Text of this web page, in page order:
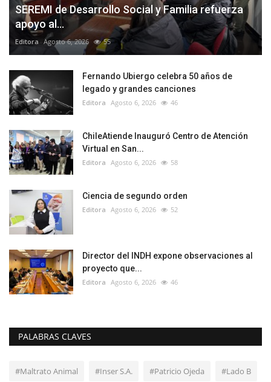
SEREMI de Desarrollo Social y Familia refuerza
apoyo al...
Editora Agosto 6, 2026 55
Fernando Ubiergo celebra 50 años de
legado y grandes canciones
Editora Agosto 6, 2026 46
ChileAtiende Inauguró Centro de Atención
Virtual en San...
Editora Agosto 6, 2026 58
Ciencia de segundo orden
Editora Agosto 6, 2026 52
Director del INDH expone observaciones al
proyecto que...
Editora Agosto 6, 2026 46
PALABRAS CLAVES
#Maltrato Animal #Inser S.A. #Patricio Ojeda #Lado B